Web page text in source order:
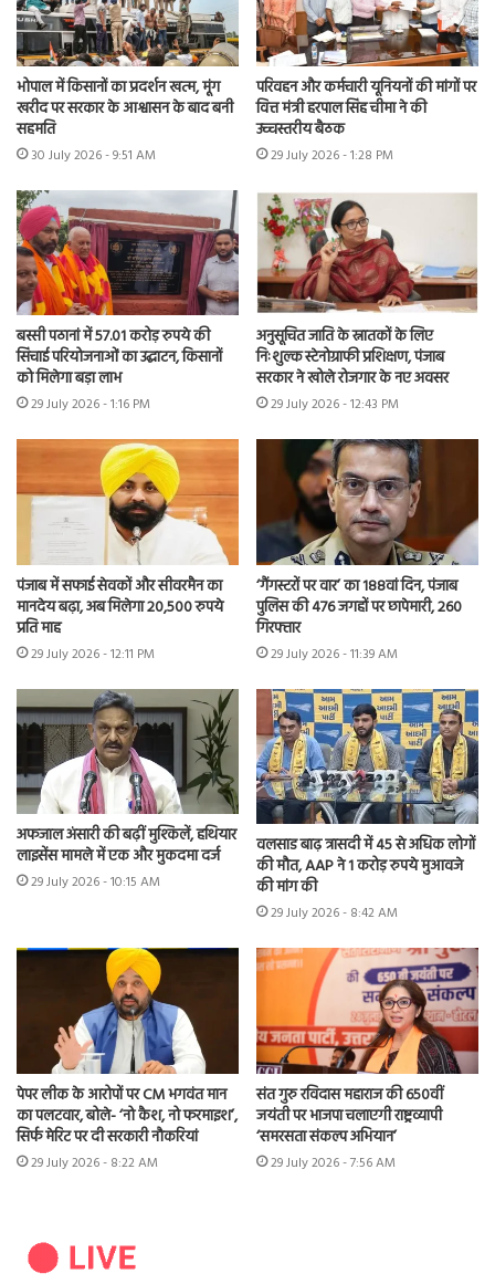
भोपाल में किसानों का प्रदर्शन खत्म, मूंग
खरीद पर सरकार के आश्वासन के बाद बनी
सहमति
30 July 2026 - 9:51 AM
परिवहन और कर्मचारी यूनियनों की मांगों पर
वित्त मंत्री हरपाल सिंह चीमा ने की
उच्चस्तरीय बैठक
29 July 2026 - 1:28 PM
बस्सी पठानां में 57.01 करोड़ रुपये की
सिंचाई परियोजनाओं का उद्घाटन, किसानों
को मिलेगा बड़ा लाभ
29 July 2026 - 1:16 PM
अनुसूचित जाति के स्नातकों के लिए
निःशुल्क स्टेनोग्राफी प्रशिक्षण, पंजाब
सरकार ने खोले रोजगार के नए अवसर
29 July 2026 - 12:43 PM
पंजाब में सफाई सेवकों और सीवरमैन का
मानदेय बढ़ा, अब मिलेगा 20,500 रुपये
प्रति माह
29 July 2026 - 12:11 PM
‘गैंगस्टरों पर वार’ का 188वां दिन, पंजाब
पुलिस की 476 जगहों पर छापेमारी, 260
गिरफ्तार
29 July 2026 - 11:39 AM
अफजाल अंसारी की बढ़ीं मुश्किलें, हथियार
लाइसेंस मामले में एक और मुकदमा दर्ज
29 July 2026 - 10:15 AM
वलसाड बाढ़ त्रासदी में 45 से अधिक लोगों
की मौत, AAP ने 1 करोड़ रुपये मुआवजे
की मांग की
29 July 2026 - 8:42 AM
पेपर लीक के आरोपों पर CM भगवंत मान
का पलटवार, बोले- ‘नो कैश, नो फरमाइश’,
सिर्फ मेरिट पर दी सरकारी नौकरियां
29 July 2026 - 8:22 AM
संत गुरु रविदास महाराज की 650वीं
जयंती पर भाजपा चलाएगी राष्ट्रव्यापी
‘समरसता संकल्प अभियान’
29 July 2026 - 7:56 AM